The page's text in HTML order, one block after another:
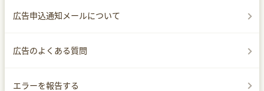
広告申込通知メールについて
広告のよくある質問
エラーを報告する